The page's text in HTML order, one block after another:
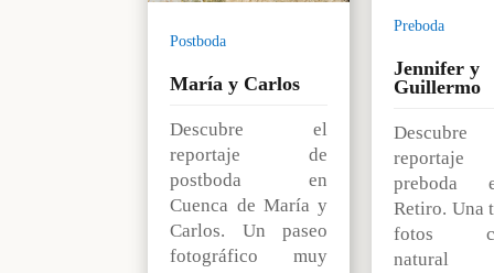
Postboda
María y Carlos
Descubre el
reportaje de
postboda en
Cuenca de María y
Carlos. Un paseo
fotográfico muy
Preboda
Jennifer y
Guillermo
preboda
Retiro. Una
fotos